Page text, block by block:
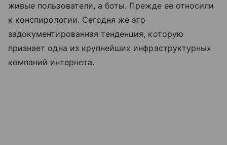
живые пользователи, а боты. Прежде ее относили
к конспирологии. Сегодня же это
задокументированная тенденция, которую
признает одна из крупнейших инфраструктурных
компаний интернета.